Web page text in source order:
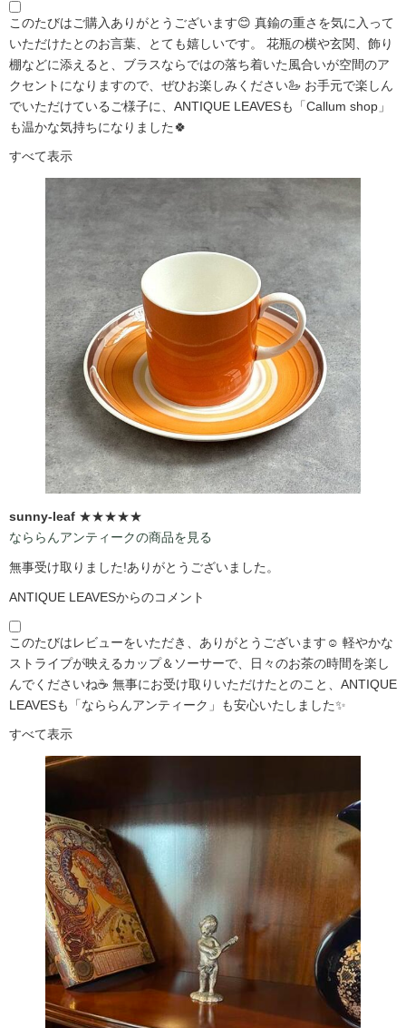
このたびはご購入ありがとうございます😊 真鍮の重さを気に入って
いただけたとのお言葉、とても嬉しいです。 花瓶の横や玄関、飾り
棚などに添えると、ブラスならではの落ち着いた風合いが空間のア
クセントになりますので、ぜひお楽しみください🦢 お手元で楽しん
でいただけているご様子に、ANTIQUE LEAVESも「Callum shop」
も温かな気持ちになりました🍀
すべて表示
sunny-leaf ★★★★★
なららんアンティークの商品を見る
無事受け取りました!ありがとうございました。
ANTIQUE LEAVESからのコメント
このたびはレビューをいただき、ありがとうございます☺️ 軽やかな
ストライプが映えるカップ＆ソーサーで、日々のお茶の時間を楽し
んでくださいね☕ 無事にお受け取りいただけたとのこと、ANTIQUE
LEAVESも「なららんアンティーク」も安心いたしました✨
すべて表示